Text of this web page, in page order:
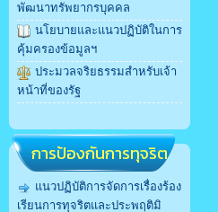
พัฒนาทรัพยากรบุคคล
นโยบายและแนวปฏิบัติในการ
คุ้มครองข้อมูลฯ
ประมวลจริยธรรมสำหรับเจ้า
หน้าที่ของรัฐ
การป้องกันการทุจริต
แนวปฏิบัติการจัดการเรื่องร้อง
เรียนการทุจริตและประพฤติมิ